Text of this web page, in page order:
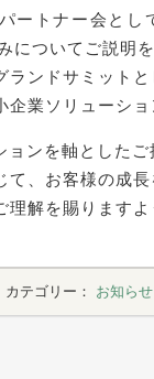
ートナー会と
についてご説明
ランドサミット
企業ソリューシ
ンを軸とした
て、お客様の成
解を賜りますよ
カテゴリー： お知らせ